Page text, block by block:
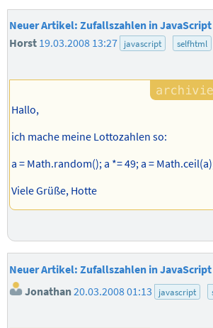
Neuer Artikel: Zufallszahlen in
Horst 19.03.2008 13:27 javascript selfhtml
Hallo,
ich mache meine Lottozahlen so:
a = Math.random(); a *= 49; a =
Viele Grüße, Hotte
Neuer Artikel: Zufallszahlen in
Jonathan20.03.2008 01:13 javascript